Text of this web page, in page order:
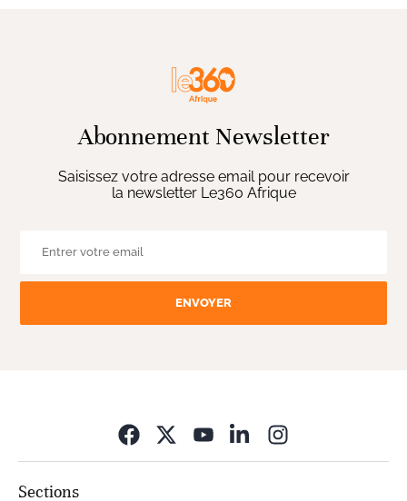
Abonnement Newsletter
Saisissez votre adresse email pour recevoir
la newsletter Le360 Afrique
ENVOYER
Sections